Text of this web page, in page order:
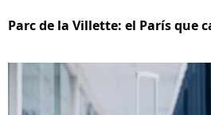
Parc de la Villette: el París que